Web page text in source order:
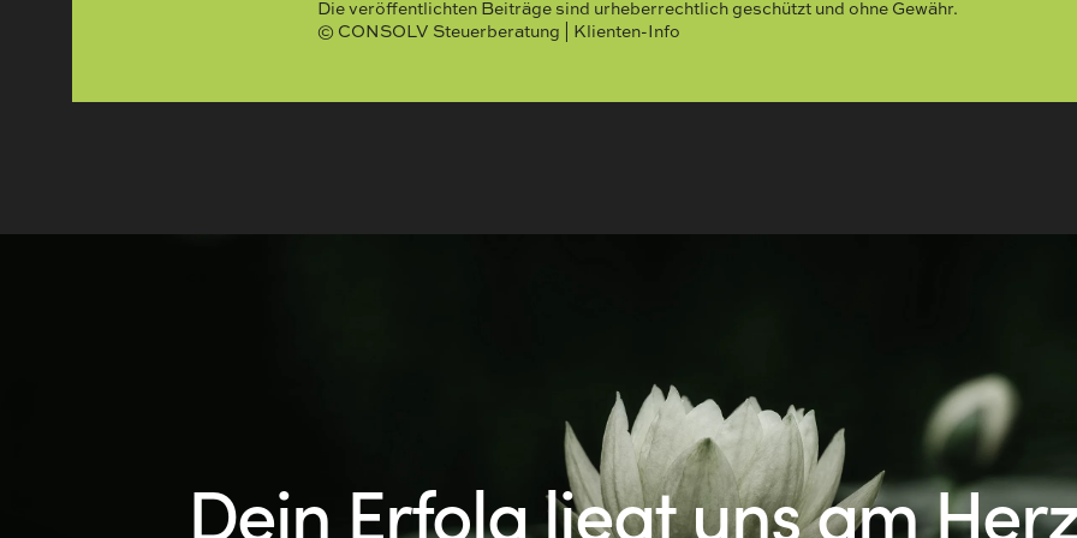
Die veröffentlichten Beiträge sind urheberrechtlich geschützt und ohne Gewähr.
© CONSOLV Steuerberatung | Klienten-Info
Dein Erfolg liegt uns am